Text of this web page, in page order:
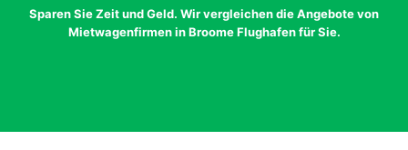
Sparen Sie Zeit und Geld. Wir vergleichen die Angebote von
Mietwagenfirmen in Broome Flughafen für Sie.